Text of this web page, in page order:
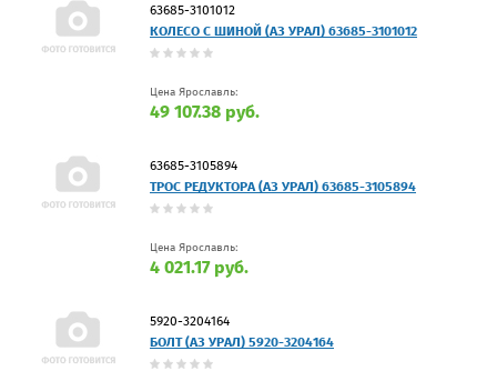
63685-3101012
КОЛЕСО С ШИНОЙ (АЗ УРАЛ) 63685-3101012
Цена Ярославль:
49 107.38 руб.
63685-3105894
ТРОС РЕДУКТОРА (АЗ УРАЛ) 63685-3105894
Цена Ярославль:
4 021.17 руб.
5920-3204164
БОЛТ (АЗ УРАЛ) 5920-3204164